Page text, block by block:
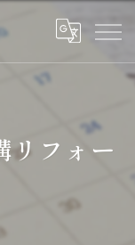
リフォー